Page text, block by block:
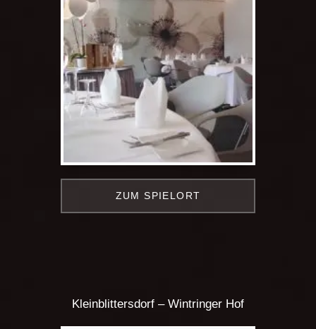
ZUM SPIELORT
Kleinblittersdorf – Wintringer Hof